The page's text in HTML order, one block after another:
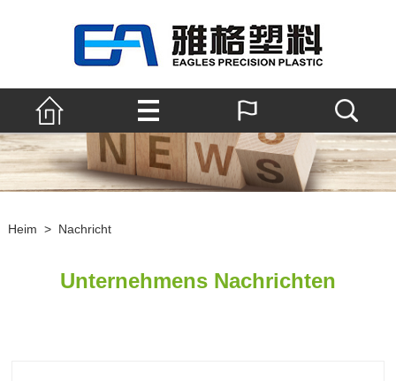
Heim > Nachricht
Unternehmens Nachrichten